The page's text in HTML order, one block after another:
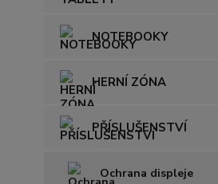
NOTEBOOKY
HERNÍ ZÓNA
PŘÍSLUŠENSTVÍ
Ochrana displeje